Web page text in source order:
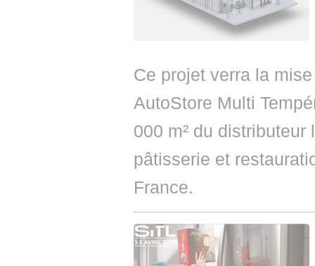
Ce projet verra la
AutoStore Multi
000 m² du
pâtisserie et
France.